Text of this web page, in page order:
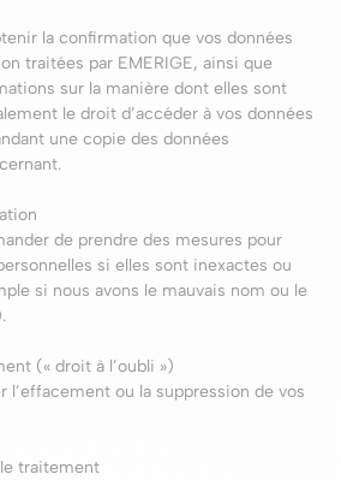
la confirmation que vos données
traitées par EMERIGE, ainsi que
sur la manière dont elles sont
le droit d’accéder à vos données
une copie des données
de prendre des mesures pour
si elles sont inexactes ou
si nous avons le mauvais nom ou le
(« droit à l’oubli »)
l’effacement ou la suppression de vos
traitement